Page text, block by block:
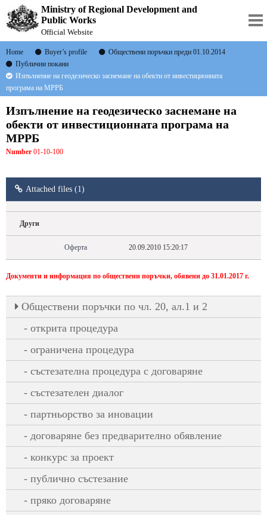
Ministry of Regional Development and
Public Works
Official Website
Home Buyer’s profile
Обществени поръчки преди 01.10.2014
Публични покани
Изпълнение на геодезическо заснемане на обекти от инвестиционната
програма на МРРБ
Изпълнение на геодезическо заснемане на
обекти от инвестиционната програма на
МРРБ
Number 01-10-100
Attached files (1)
Други
Оферта 20.09.2010 15:20:17
Документи и информация по обществени поръчки, обявени до 31.01.2017 г.
Oбществени поръчки по чл. 20, ал.1 и 2
открита процедура
ограничена процедура
състезателна процедура с договаряне
състезателен диалог
партньорство за иновации
договаряне без предварително обявление
конкурс за проект
публично състезание
пряко договаряне